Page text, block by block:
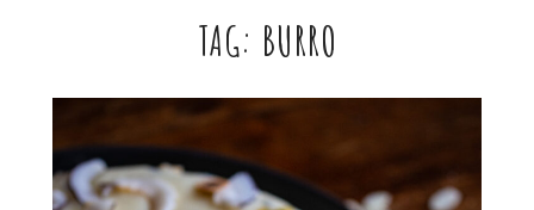
TAG: BURRO